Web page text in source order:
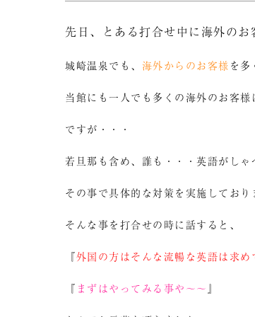
先日、とある打合せ中に海外のお
城崎温泉でも、 海外からのお客様 を
当館にも一人でも多くの海外のお客様
ですが・・・
若旦那も含め、誰も・・・英語がしゃ
その事で具体的な対策を実施しており
そんな事を打合せの時に話すると、
『外国の方はそんな流暢な英語は求め
『 まずはやってみる事や～～ 』